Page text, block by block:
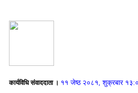
कार्यविधि संवाददाता । ११ जेष्ठ २०८१, शुक्रबार